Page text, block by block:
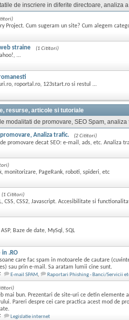
de inscriere in diferite directoare, analiza
Project. Cum sugeram un site? Cum alegem
straine (1 Cititori)
...
roportal.ro, 123start.ro si restul ...
resurse, articole si tutoriale
modalitati de promovare, SEO Spam,
Analiza trafic. (2 Cititori)
promovare decat SEO: e-mail, ads, etc. Analiza
monitorizare, PageRank, roboti, spideri, etc
(1 Cititori)
CSS, CSS2, Javascript. Accesibilitate si
ASP, Baze de date, MySql, SQL
in .RO
care fac spam in motoarele de cautare
sau prin e-mail. Sa aratam lumii cine sunt.
E-mail SPAM, Raportari Phishing - Banci/Servicii
mai bun. Prezentari de site-uri ce detin elemente
Pareri despre cei care practica acest mod de
Legislatie internet